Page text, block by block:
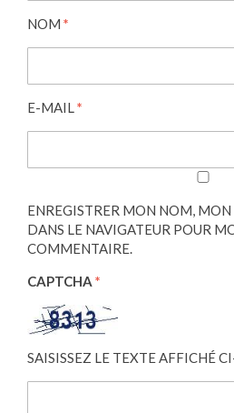
NOM *
E-MAIL *
ENREGISTRER MON NOM,
DANS LE NAVIGATEUR POUR
COMMENTAIRE.
CAPTCHA *
SAISISSEZ LE TEXTE AFFICHÉ